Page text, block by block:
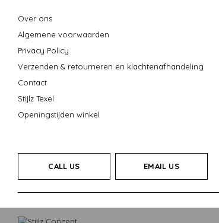
Over ons
Algemene voorwaarden
Privacy Policy
Verzenden & retourneren en klachtenafhandeling
Contact
Stijlz Texel
Openingstijden winkel
CALL US EMAIL US